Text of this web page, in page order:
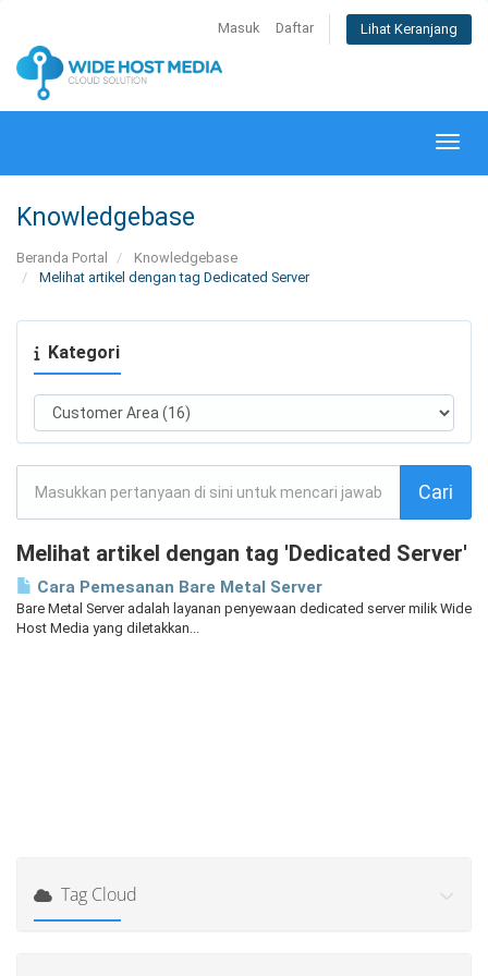
Masuk Daftar Lihat Keranjang
Knowledgebase
Beranda Portal
Knowledgebase
Melihat artikel dengan tag Dedicated Server
Kategori
Melihat artikel dengan tag 'Dedicated Server'
Cara Pemesanan Bare Metal Server
Bare Metal Server adalah layanan penyewaan dedicated server milik Wide
Host Media yang diletakkan...
Tag Cloud